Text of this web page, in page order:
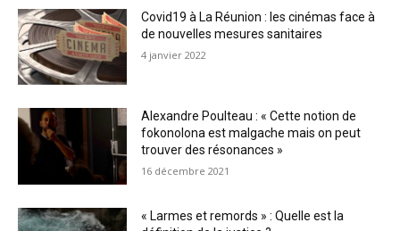
Covid19 à La Réunion : les cinémas face à
de nouvelles mesures sanitaires
4 janvier 2022
Alexandre Poulteau : « Cette notion de
fokonolona est malgache mais on peut
trouver des résonances »
16 décembre 2021
« Larmes et remords » : Quelle est la